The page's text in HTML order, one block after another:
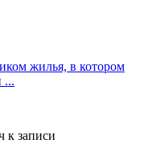
жилья, в котором
...
к записи